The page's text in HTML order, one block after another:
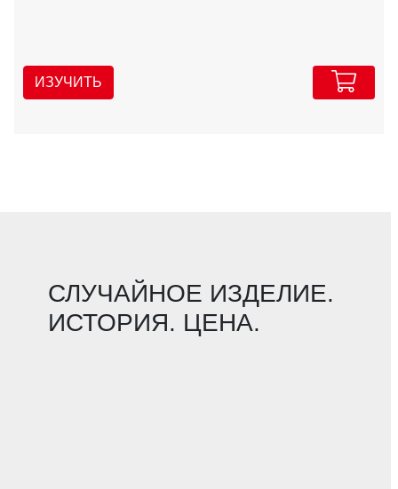
ИЗУЧИТЬ
СЛУЧАЙНОЕ ИЗДЕЛИЕ.
ИСТОРИЯ. ЦЕНА.